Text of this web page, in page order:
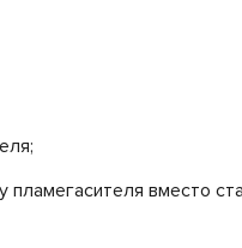
вместо